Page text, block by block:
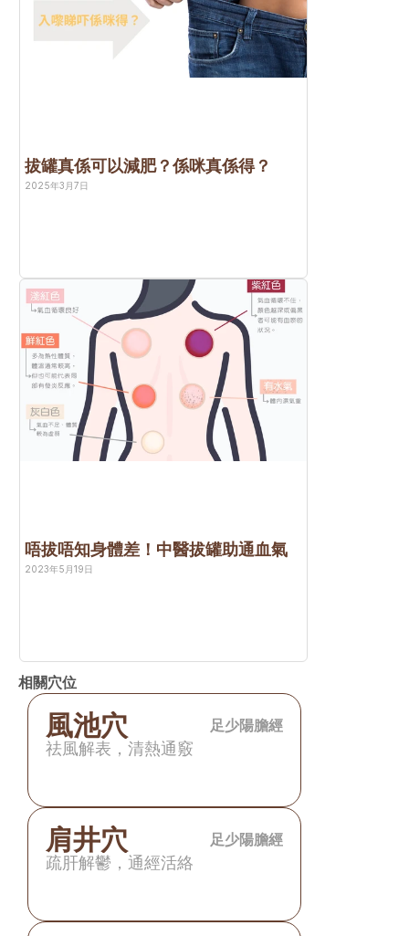
拔罐真係可以減肥？係咪真係得？
2025年3月7日
唔拔唔知身體差！中醫拔罐助通血氣
2023年5月19日
相關穴位
風池穴 足少陽膽經
祛風解表，清熱通竅
肩井穴 足少陽膽經
疏肝解鬱，通經活絡